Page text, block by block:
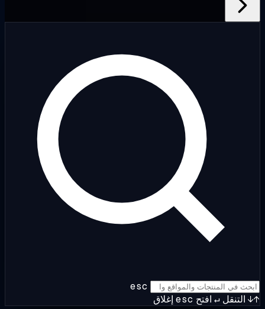
esc
التنقل↵افتحescإغلاق